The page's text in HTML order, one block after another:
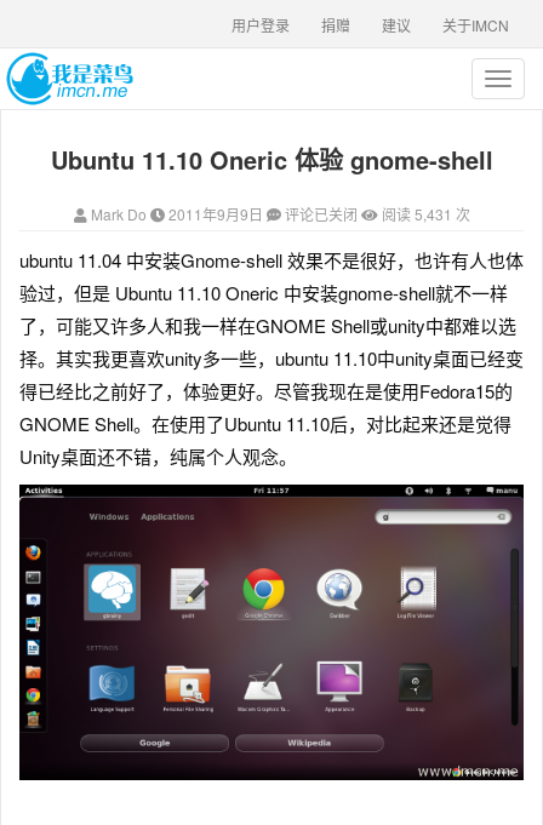
关于IMCN
建议
捐赠
用户登录
T
o
a
v
i
g
a
t
i
o
Ubuntu 11.10 Oneric 体验 gnome-shell
Mark Do 2011年9月9日 评论已关闭 阅读 5,431 次
ubuntu 11.04 中安装Gnome-shell 效果不是很好，也许有人也体
验过，但是 Ubuntu 11.10 Oneric 中安装gnome-shell就不一样
了，可能又许多人和我一样在GNOME Shell或unity中都难以选
择。其实我更喜欢unity多一些，ubuntu 11.10中unity桌面已经变
得已经比之前好了，体验更好。尽管我现在是使用Fedora15的
GNOME Shell。在使用了Ubuntu 11.10后，对比起来还是觉得
Unity桌面还不错，纯属个人观念。